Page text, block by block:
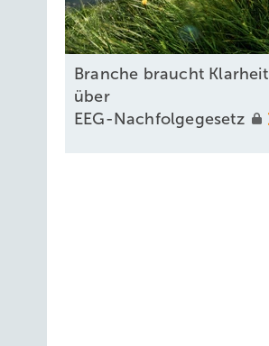
Branche braucht Klarheit
über
EEG-Nachfolgegesetz